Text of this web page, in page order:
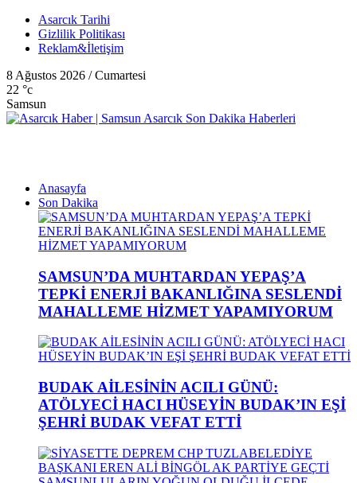
Asarcık Tarihi
Gizlilik Politikası
Reklam&İletişim
8 Ağustos 2026 / Cumartesi
22 °c
Samsun
Anasayfa
Son Dakika
SAMSUN’DA MUHTARDAN YEPAŞ’A
TEPKİ ENERJİ BAKANLIĞINA SESLENDİ
MAHALLEME HİZMET YAPAMIYORUM
BUDAK AİLESİNİN ACILI GÜNÜ:
ATÖLYECİ HACI HÜSEYİN BUDAK’IN EŞİ
ŞEHRİ BUDAK VEFAT ETTİ